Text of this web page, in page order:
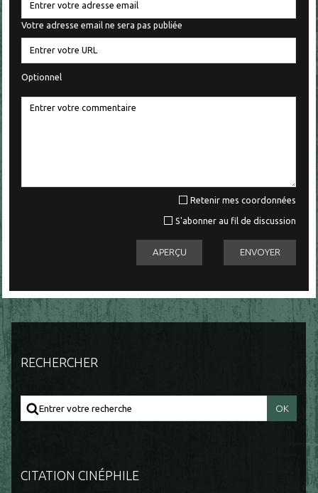
Votre adresse email ne sera pas publiée
Optionnel
Retenir mes coordonnées
S'abonner au fil de discussion
RECHERCHER
CITATION CINÉPHILE